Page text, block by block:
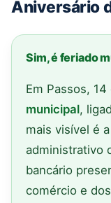
Aniversário
Sim, é feriado
Em Passos,
municipal,
mais visível é
administrativo
bancário
comércio e